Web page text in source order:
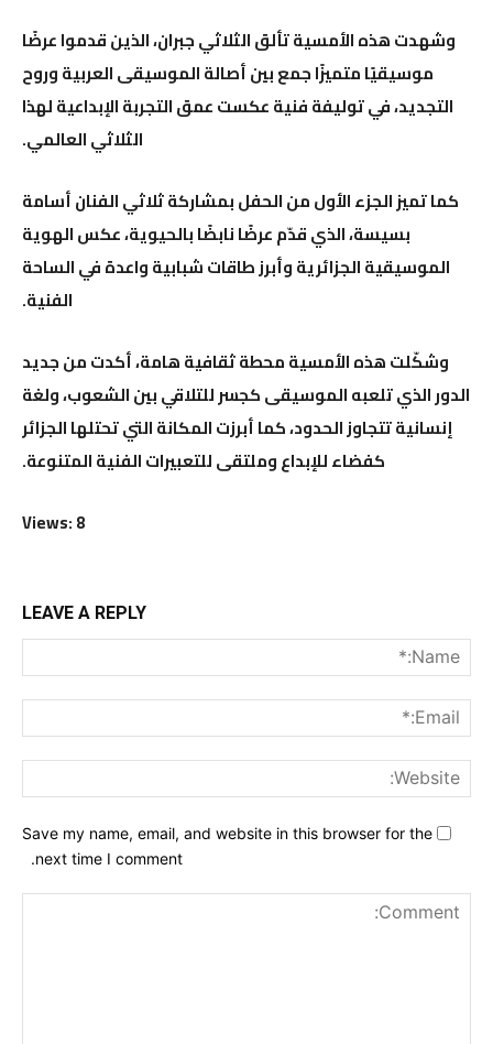
وشهدت هذه الأمسية تألقالثلاثي جبران، الذين قدموا عرضًا
موسيقيًا متميزًا جمع بين أصالة الموسيقى العربية وروح
التجديد، في توليفة فنية عكست عمق التجربة الإبداعية لهذا
الثلاثي العالمي.
كما تميز الجزء الأول من الحفل بمشاركة ثلاثي الفنان أسامة
بسيسة، الذي قدّم عرضًا نابضًا بالحيوية، عكس الهوية
الموسيقية الجزائرية وأبرز طاقات شبابية واعدة في الساحة
الفنية.
وشكّلت هذه الأمسية محطة ثقافية هامة، أكدت من جديد
الدور الذي تلعبه الموسيقى كجسر للتلاقي بين الشعوب، ولغة
إنسانية تتجاوز الحدود، كما أبرزت المكانة التي تحتلهاالجزائر
كفضاء للإبداع وملتقى للتعبيرات الفنية المتنوعة.
Views: 8
LEAVE A REPLY
Save my name, email, and website in this browser for the
next time I comment.